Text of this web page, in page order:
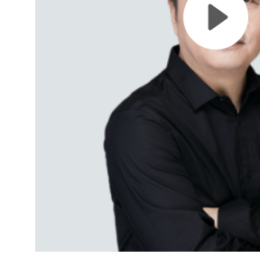
危机下企业经营隐藏着哪些法律风险？
老板如何避开经营雷区安安心心赚钱？
本课程将带你一起深入了解。